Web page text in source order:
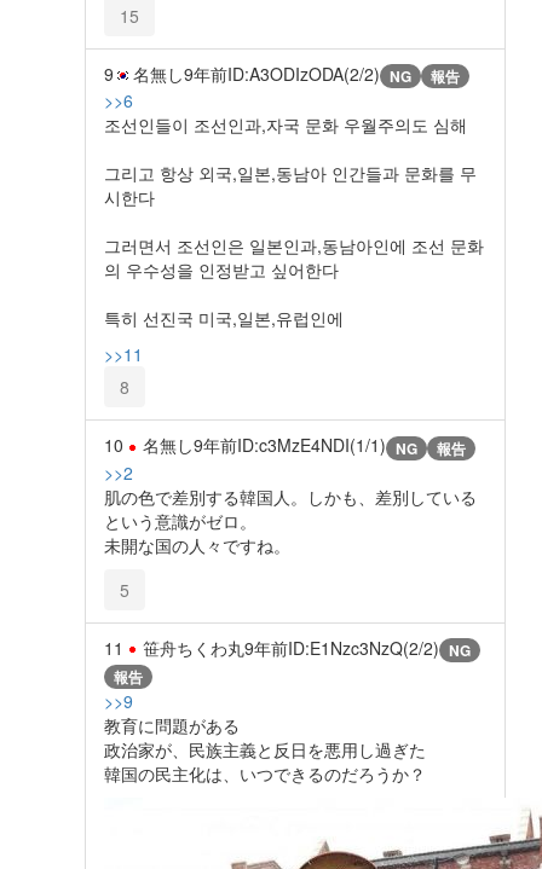
15
9 名無し9年前ID:A3ODIzODA(2/2) NG 報告
>>6
조선인들이 조선인과,자국 문화 우월주의도 심해
그리고 항상 외국,일본,동남아 인간들과 문화를 무
시한다
그러면서 조선인은 일본인과,동남아인에 조선 문화
의 우수성을 인정받고 싶어한다
특히 선진국 미국,일본,유럽인에
>>11
8
10 名無し9年前ID:c3MzE4NDI(1/1) NG 報告
>>2
肌の色で差別する韓国人。しかも、差別している
という意識がゼロ。
未開な国の人々ですね。
5
11 笹舟ちくわ丸9年前ID:E1Nzc3NzQ(2/2) NG
報告
>>9
教育に問題がある
政治家が、民族主義と反日を悪用し過ぎた
韓国の民主化は、いつできるのだろうか？